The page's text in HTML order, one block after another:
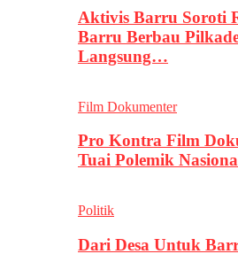
Aktivis Barru Soroti
Barru Berbau
Langsung…
Film Dokumenter
Pro Kontra Film
Tuai Polemik
Politik
Dari Desa Untuk